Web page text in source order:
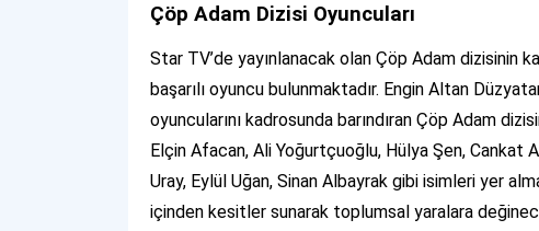
Çöp Adam Dizisi Oyuncuları
Star TV’de yayınlanacak olan Çöp Adam
başarılı oyuncu bulunmaktadır. Engin Altan
oyuncularını kadrosunda barındıran Çöp Adam
Elçin Afacan, Ali Yoğurtçuoğlu, Hülya Şen, Cankat
Uray, Eylül Uğan, Sinan Albayrak gibi isimleri yer
içinden kesitler sunarak toplumsal yaralara